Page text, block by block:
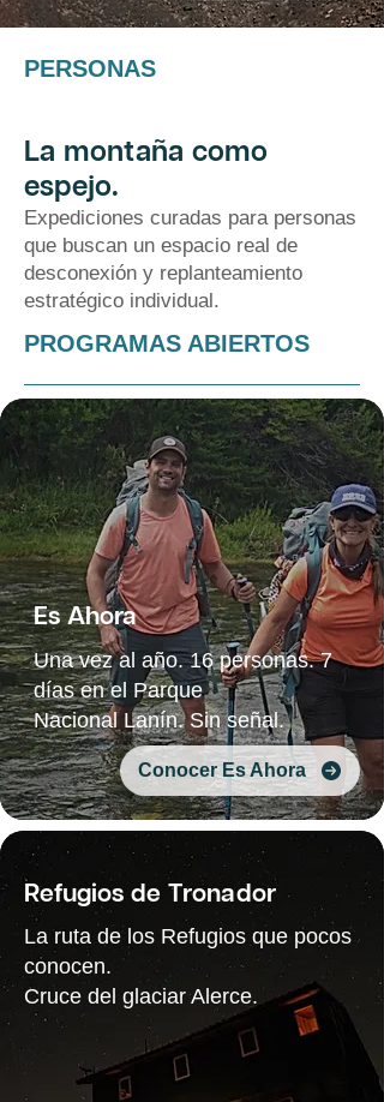
Ver experiencias
PERSONAS
La montaña como
espejo.
Expediciones curadas para personas
que buscan un espacio real de
desconexión y replanteamiento
estratégico individual.
PROGRAMAS ABIERTOS
Es Ahora
Una vez al año. 16 personas. 7
días en el Parque
Nacional Lanín. Sin señal.
Conocer Es Ahora
Refugios de Tronador
La ruta de los Refugios que pocos
conocen.
Cruce del glaciar Alerce.